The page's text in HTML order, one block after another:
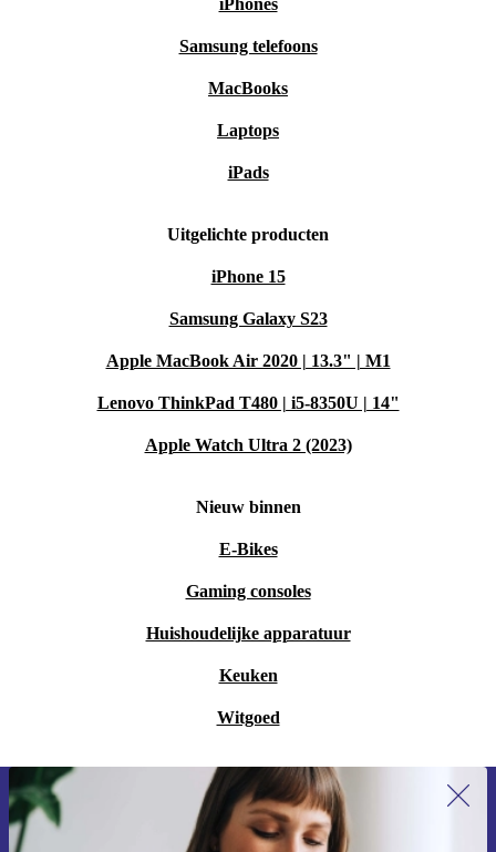
iPhones
Samsung telefoons
MacBooks
Laptops
iPads
Uitgelichte producten
iPhone 15
Samsung Galaxy S23
Apple MacBook Air 2020 | 13.3" | M1
Lenovo ThinkPad T480 | i5-8350U | 14"
Apple Watch Ultra 2 (2023)
Nieuw binnen
E-Bikes
Gaming consoles
Huishoudelijke apparatuur
Keuken
Witgoed
Meld je aan voor onze nieuwsbrief en
ontvang €15 korting!